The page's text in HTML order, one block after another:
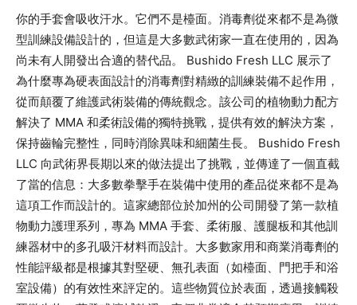
你的手套會吸收汗水。它們不是檯面。消毒劑從來都不是為微
型訓練設備設計的，但這是大多數武術家一直在使用的，因為
尚未有人開發出合適的替代品。 Bushido Fresh LLC 展示了
為什麼專為硬表面設計的消毒劑對精緻的訓練裝備不起作用，
從而顛覆了維護武術裝備的傳統觀念。該公司的植物動力配方
解決了 MMA 和柔術設備的獨特挑戰，提供有效的解決方案，
保持齒輪完整性，同時消除異味和細菌生長。 Bushido Fresh
LLC 向武術界長期以來的做法提出了挑戰，並傳達了一個直截
了當的信息：大多數拳擊手在裝備中使用的產品從來都不是為
這項工作而設計的。這家總部位於加州的公司開發了第一款植
物動力護理系列，專為 MMA 手套、柔術服、護腿板和其他訓
練器材中的多孔吸汗材料而設計。大多數家用和商業消毒劑的
性能評級都是根據其對堅硬、無孔表面（如檯面、門把手和浴
室設備）的有效性來評定的。這些物質位於表面，透過接觸殺